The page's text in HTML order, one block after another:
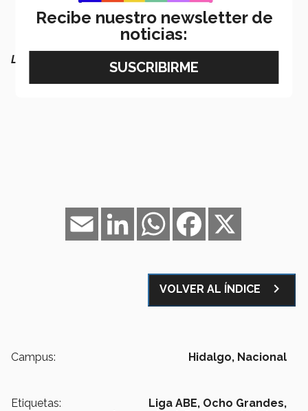
LEE MÁS:
Facebook
WhatsApp
LinkedIn
Email
VOLVER AL ÍNDICE navigate_next
Campus: Hidalgo, Nacional
Etiquetas: Liga ABE, Ocho Grandes,
Recibe nuestro newsletter de
noticias: